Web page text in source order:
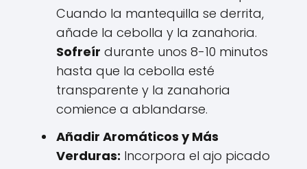
Cuando la mantequilla se derrita,
añade la cebolla y la zanahoria.
Sofreír durante unos 8-10 minutos
hasta que la cebolla esté
transparente y la zanahoria
comience a ablandarse.
Añadir Aromáticos y Más
Verduras: Incorpora el ajo picado